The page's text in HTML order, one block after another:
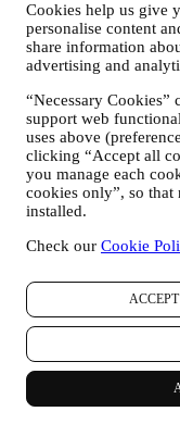
Cookies help us give
personalise content
share information
advertising and
“Necessary Cookies”
support web
uses above
clicking “Accept all
you manage each
cookies only”, so
installed.
Check our Cookie
nuestros fines
relación
y auditoría,
fraude, seguridad,
análisis
necesitemos
administrativas u
confirmación de
personales para
de nuestros
actividad de
PARA
ha dado su
suscribiéndose a
una cuenta en el
marketing
relacionadas con
grupo, y afiliados
sus preferencias.